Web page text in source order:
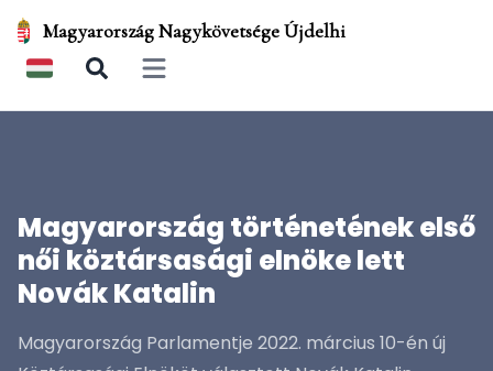
Magyarország Nagykövetsége Újdelhi
Open main menu
Magyarország történetének első
női köztársasági elnöke lett
Novák Katalin
Magyarország Parlamentje 2022. március 10-én új